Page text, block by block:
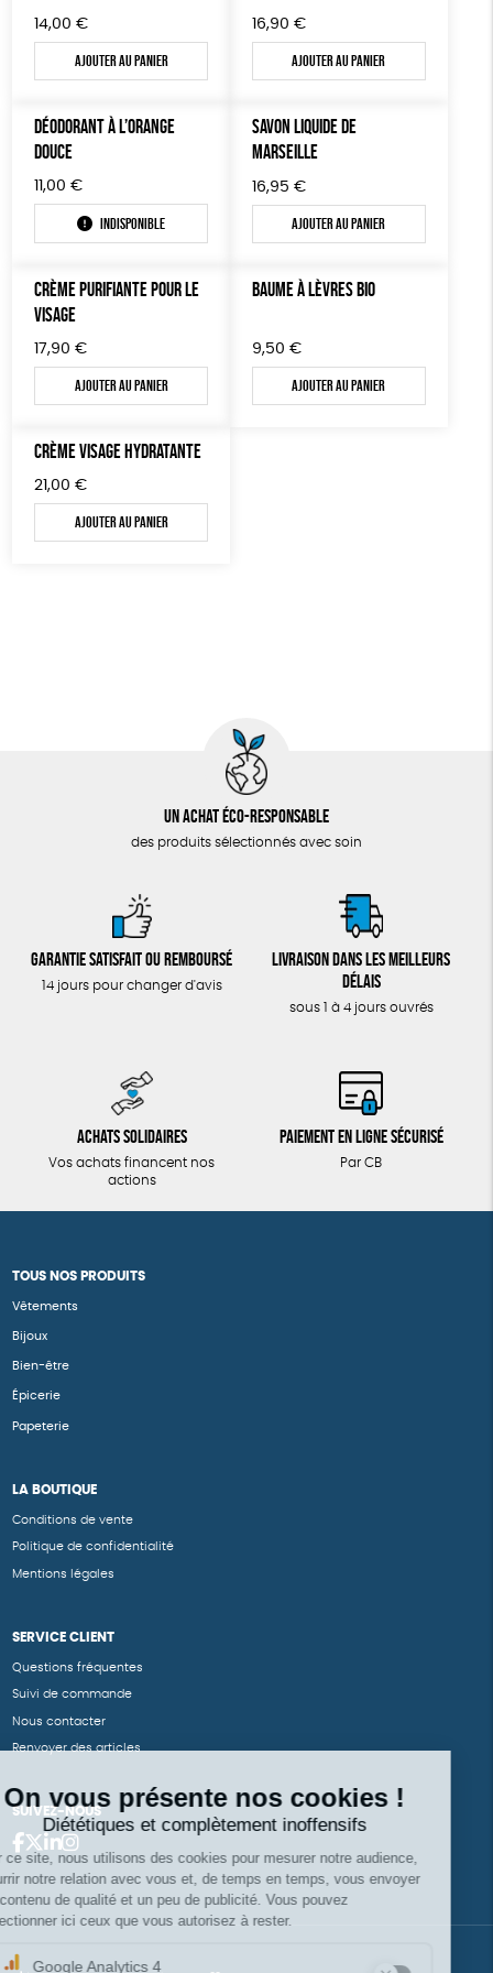
14,00 €
Ajouter au panier
16,90 €
Ajouter au panier
DÉODORANT À L’ORANGE
DOUCE
11,00 €
Indisponible
SAVON LIQUIDE DE
MARSEILLE
16,95 €
Ajouter au panier
CRÈME PURIFIANTE POUR LE
VISAGE
17,90 €
Ajouter au panier
BAUME À LÈVRES BIO
9,50 €
Ajouter au panier
CRÈME VISAGE HYDRATANTE
21,00 €
Ajouter au panier
Un achat éco-responsable
des produits sélectionnés avec soin
Garantie satisfait ou remboursé
14 jours pour changer d'avis
Livraison dans les meilleurs
délais
sous 1 à 4 jours ouvrés
Achats solidaires
Vos achats financent nos
actions
Paiement en ligne sécurisé
Par CB
TOUS NOS PRODUITS
Vêtements
Bijoux
Bien-être
Épicerie
Papeterie
LA BOUTIQUE
Conditions de vente
Politique de confidentialité
Mentions légales
SERVICE CLIENT
Questions fréquentes
Suivi de commande
Nous contacter
Renvoyer des articles
SUIVEZ-NOUS